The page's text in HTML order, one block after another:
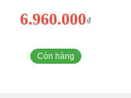
6.960.000₫
Còn hàng